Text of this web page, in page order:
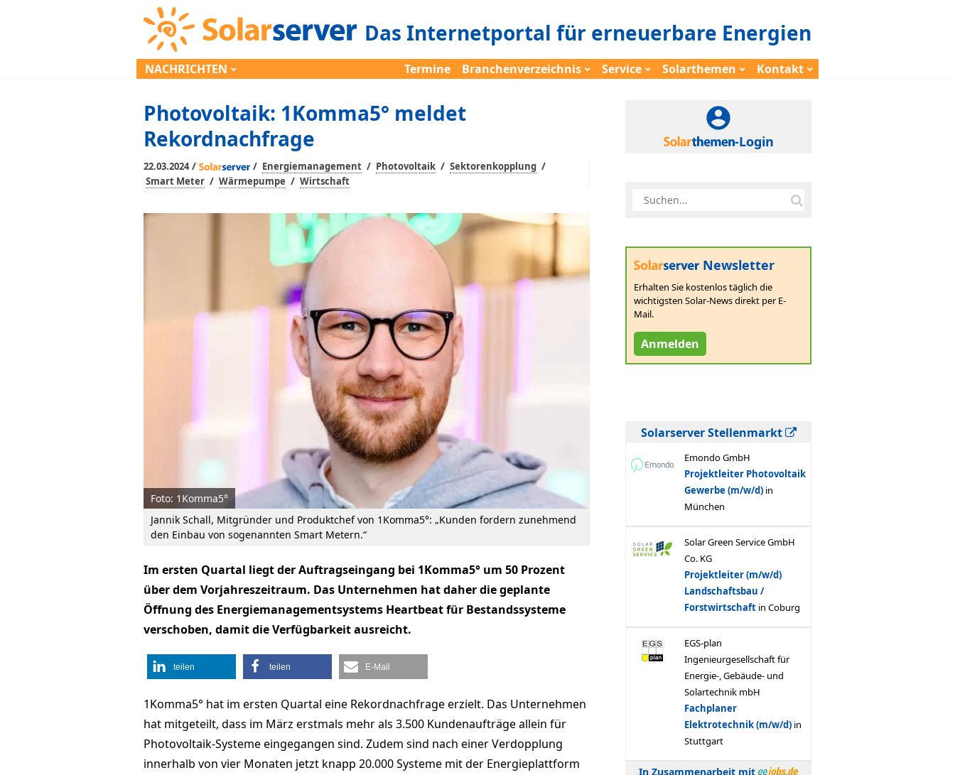
Das Internetportal für erneuerbare Energien
NACHRICHTEN Termine Branchenverzeichnis Service Solarthemen Kontakt
Photovoltaik: 1Komma5° meldet
Rekordnachfrage
22.03.2024/ / Energiemanagement / Photovoltaik / Sektorenkopplung /
Smart Meter / Wärmepumpe / Wirtschaft
Foto: 1Komma5°
Jannik Schall, Mitgründer und Produktchef von 1Komma5°: „Kunden fordern zunehmend
den Einbau von sogenannten Smart Metern.“
Im ersten Quartal liegt der Auftragseingang bei 1Komma5° um 50 Prozent
über dem Vorjahreszeitraum. Das Unternehmen hat daher die geplante
Öffnung des Energiemanagementsystems Heartbeat für Bestandssysteme
verschoben, damit die Verfügbarkeit ausreicht.
teilen teilen E-Mail
1Komma5° hat im ersten Quartal eine Rekordnachfrage erzielt. Das Unternehmen
hat mitgeteilt, dass im März erstmals mehr als 3.500 Kundenaufträge allein für
Photovoltaik-Systeme eingegangen sind. Zudem sind nach einer Verdopplung
innerhalb von vier Monaten jetzt knapp 20.000 Systeme mit der Energieplattform
-Login
Newsletter
Erhalten Sie kostenlos täglich die
wichtigsten Solar-News direkt per E-
Mail.
Anmelden
Solarserver Stellenmarkt
In Zusammenarbeit mit